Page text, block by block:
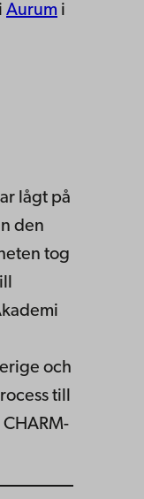
Aurum i
lågt på
den
tog
och
till